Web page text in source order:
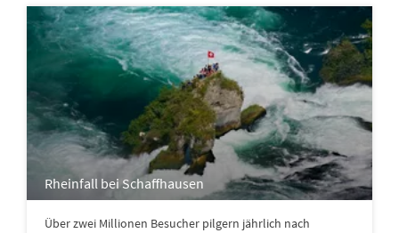
Rheinfall bei Schaffhausen
Über zwei Millionen Besucher pilgern jährlich nach